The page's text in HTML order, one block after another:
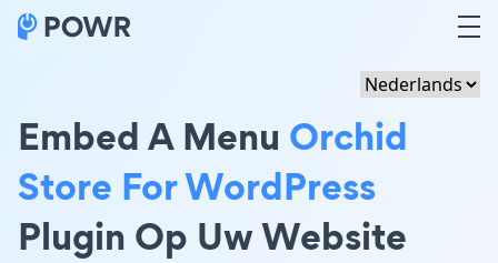
Embed A Menu Orchid
Store For WordPress
Plugin Op Uw Website